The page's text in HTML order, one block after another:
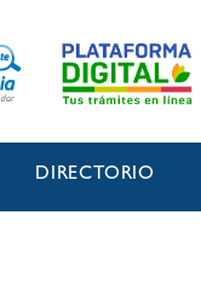
DIRECTORIO